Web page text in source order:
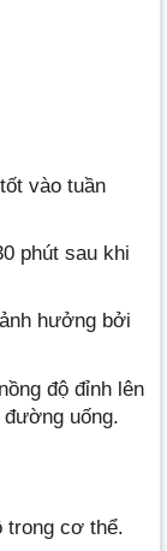
vào tuần
phút sau khi
hưởng bởi
độ đỉnh lên
uống.
trong cơ thể.